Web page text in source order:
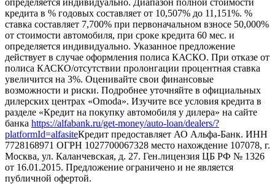
кредита в % годовых составляет от 10,507% до 11,151%. %
ставка составляет 7,700% при первоначальном взносе 50,000%
от стоимости автомобиля, при сроке кредита 60 мес. и
определяется индивидуально. Указанное предложение
действует в случае оформления полиса КАСКО. При отказе от
полиса КАСКО/отсутствии пролонгации процентная ставка
увеличится на 3%. Оценивайте свои финансовые
возможности и риски. Подробнее уточняйте в официальных
дилерских центрах «Omoda». Изучите все условия кредита в
разделе «Кредит на покупку автомобиля у дилера» на сайте
банка https://alfabank.ru/get-money/auto-loan/dealers/?
platformId=alfasiteКредит предоставляет АО Альфа-Банк. ИНН
7728168971 ОГРН 1027700067328 место нахождение 107078, г.
Москва, ул. Каланчевская, д. 27. Ген.лицензия ЦБ РФ № 1326
от 16.01.2015. Предложение ограничено и не является
публичной офертой.